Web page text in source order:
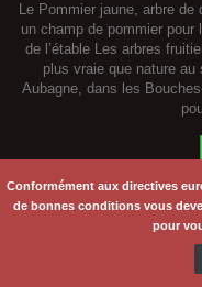
Conformément aux directives
de bonnes conditions vous
pour
Le Pommier jaune, arbre
un champ de pommier
de l’étable Les arbres
plus vraie que nature
Aubagne, dans les
17,90 €